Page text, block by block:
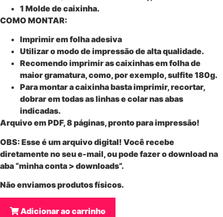
1 Molde de caixinha.
COMO MONTAR:
Imprimir em folha adesiva
Utilizar o modo de impressão de alta qualidade.
Recomendo imprimir as caixinhas em folha de
maior gramatura, como, por exemplo, sulfite 180g.
Para montar a caixinha basta imprimir, recortar,
dobrar em todas as linhas e colar nas abas
indicadas.
Arquivo em PDF, 8 páginas, pronto para impressão!
OBS: Esse é umarquivo digital! Você recebe
diretamente no seu e-mail, ou pode fazer o download na
aba “minha conta > downloads”.
Não enviamos produtos físicos.
Adicionar ao carrinho